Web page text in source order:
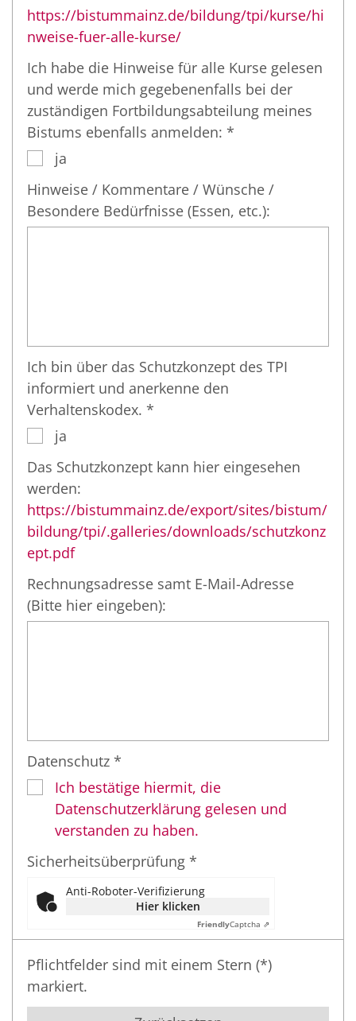
https://bistummainz.de/bildung/tpi/kurse/hi
nweise-fuer-alle-kurse/
Ich habe die Hinweise für alle Kurse gelesen
und werde mich gegebenenfalls bei der
zuständigen Fortbildungsabteilung meines
Bistums ebenfalls anmelden: *
ja
Hinweise / Kommentare / Wünsche /
Besondere Bedürfnisse (Essen, etc.):
Ich bin über das Schutzkonzept des TPI
informiert und anerkenne den
Verhaltenskodex. *
ja
Das Schutzkonzept kann hier eingesehen
werden:
https://bistummainz.de/export/sites/bistum/
bildung/tpi/.galleries/downloads/schutzkonz
ept.pdf
Rechnungsadresse samt E-Mail-Adresse
(Bitte hier eingeben):
Datenschutz *
Ich bestätige hiermit, die
Datenschutzerklärung gelesen und
verstanden zu haben.
Sicherheitsüberprüfung *
Anti-Roboter-Verifizierung
Hier klicken
FriendlyCaptcha ⇗
Pflichtfelder sind mit einem Stern (*)
markiert.